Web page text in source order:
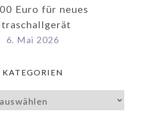
Euro für neues
6. Mai 2026
KATEGORIEN